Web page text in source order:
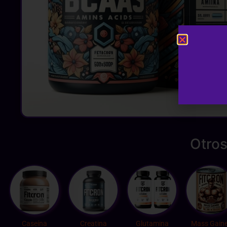
Caseína Creatina Glutamina Mass